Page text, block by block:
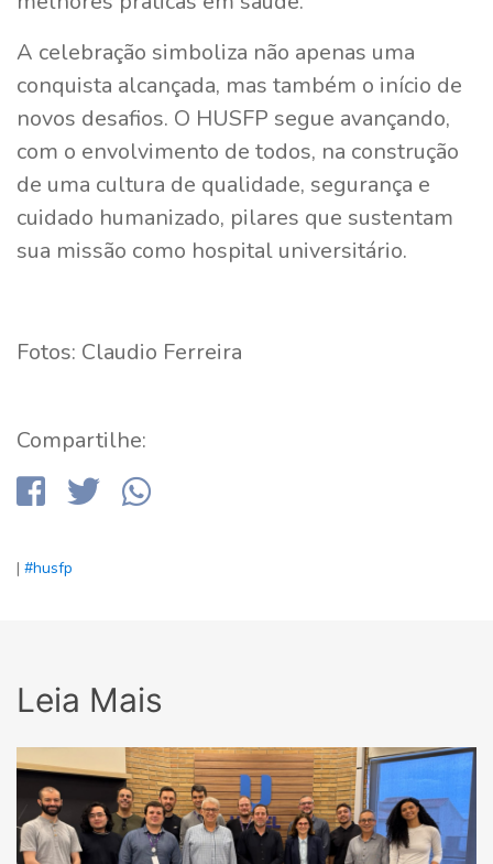
A celebração simboliza não apenas uma
conquista alcançada, mas também o início de
novos desafios. O HUSFP segue avançando,
com o envolvimento de todos, na construção
de uma cultura de qualidade, segurança e
cuidado humanizado, pilares que sustentam
sua missão como hospital universitário.
Fotos: Claudio Ferreira
Compartilhe:
| #husfp
Leia Mais